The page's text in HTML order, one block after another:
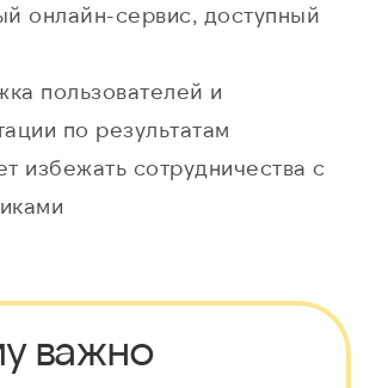
онлайн-сервис, доступный
пользователей и
по результатам
избежать сотрудничества с
важно